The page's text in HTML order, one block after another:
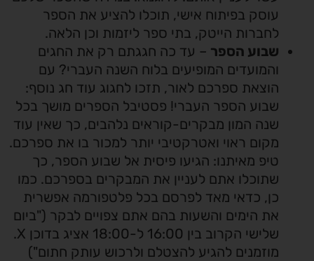
עוסק בפיתוח אישי, תוכלו להציע את הספר
לחברות הייטק, בתי ספר ליזמות וכן הלאה.
שבוע הספר – עד כה חגגתם רק את החגים
והמועדים המופיעים בלוח השנה העברי? עם
הוצאת ספרכם לאור, תזכו לחגוג עוד חג נוסף:
שבוע הספר העברי! פסטיבל הספרים מושך בכל
שנה המון מבקרים-קוראים נלהבים, כך שאין עוד
מקום ראוי ואטרקטיבי יותר למכור בו את ספרכם.
טיפ מאיתנו: הגיעו פיסית אל שבוע הספר, כך
שתוכלו אתם לעניין את המבקרים בספרכם. כמו
כן, כדאי מאד לפרסם בכל פלטפורמה אפשרית
את הימים והשעות בהם אתם צפויים לבקר ("ביום
שלישי הקרוב בין 16:00 ל-18:00 אציג בדוכן X.
מוזמנים להגיע להצטלם ולרכוש עותק חתום")